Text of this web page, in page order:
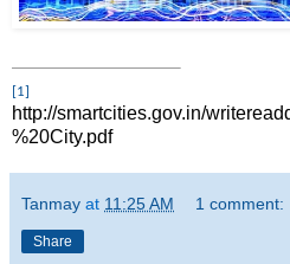
[1]
http://smartcities.gov.in/
%20City.pdf
Tanmay at 11:25 AM 1 comment:
Share